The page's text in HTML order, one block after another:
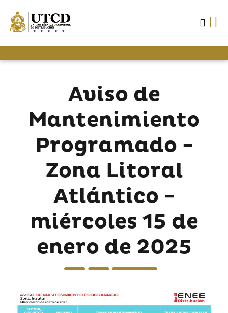
Aviso de
Mantenimiento
Programado -
Zona Litoral
Atlántico -
miércoles 15 de
enero de 2025